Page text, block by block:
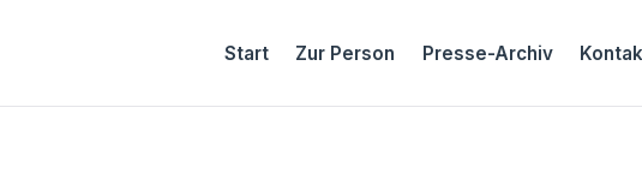
Start Zur Person Presse-Archiv